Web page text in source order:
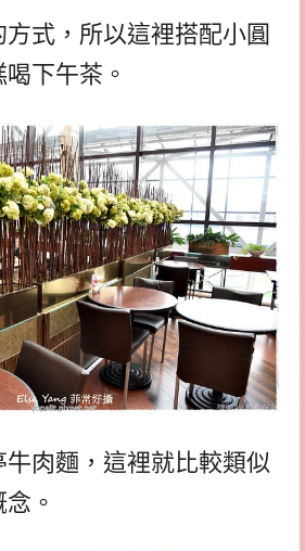
式，所以這裡搭配小圓
下午茶。
肉麵，這裡就比較類似
。